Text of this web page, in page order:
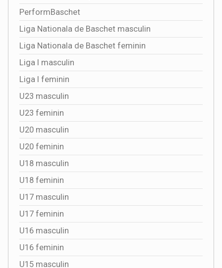
PerformBaschet
Liga Nationala de Baschet masculin
Liga Nationala de Baschet feminin
Liga I masculin
Liga I feminin
U23 masculin
U23 feminin
U20 masculin
U20 feminin
U18 masculin
U18 feminin
U17 masculin
U17 feminin
U16 masculin
U16 feminin
U15 masculin